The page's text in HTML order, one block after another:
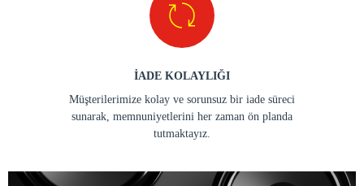
İADE KOLAYLIĞI
Müşterilerimize kolay ve sorunsuz bir iade süreci
sunarak, memnuniyetlerini her zaman ön planda
tutmaktayız.